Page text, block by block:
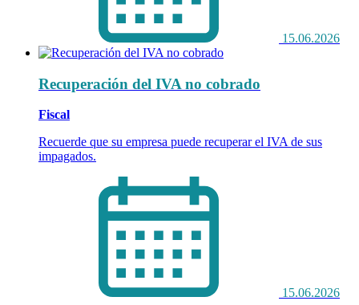
15.06.2026
Recuperación del IVA no cobrado
Fiscal
Recuerde que su empresa puede recuperar el IVA de sus
impagados.
15.06.2026